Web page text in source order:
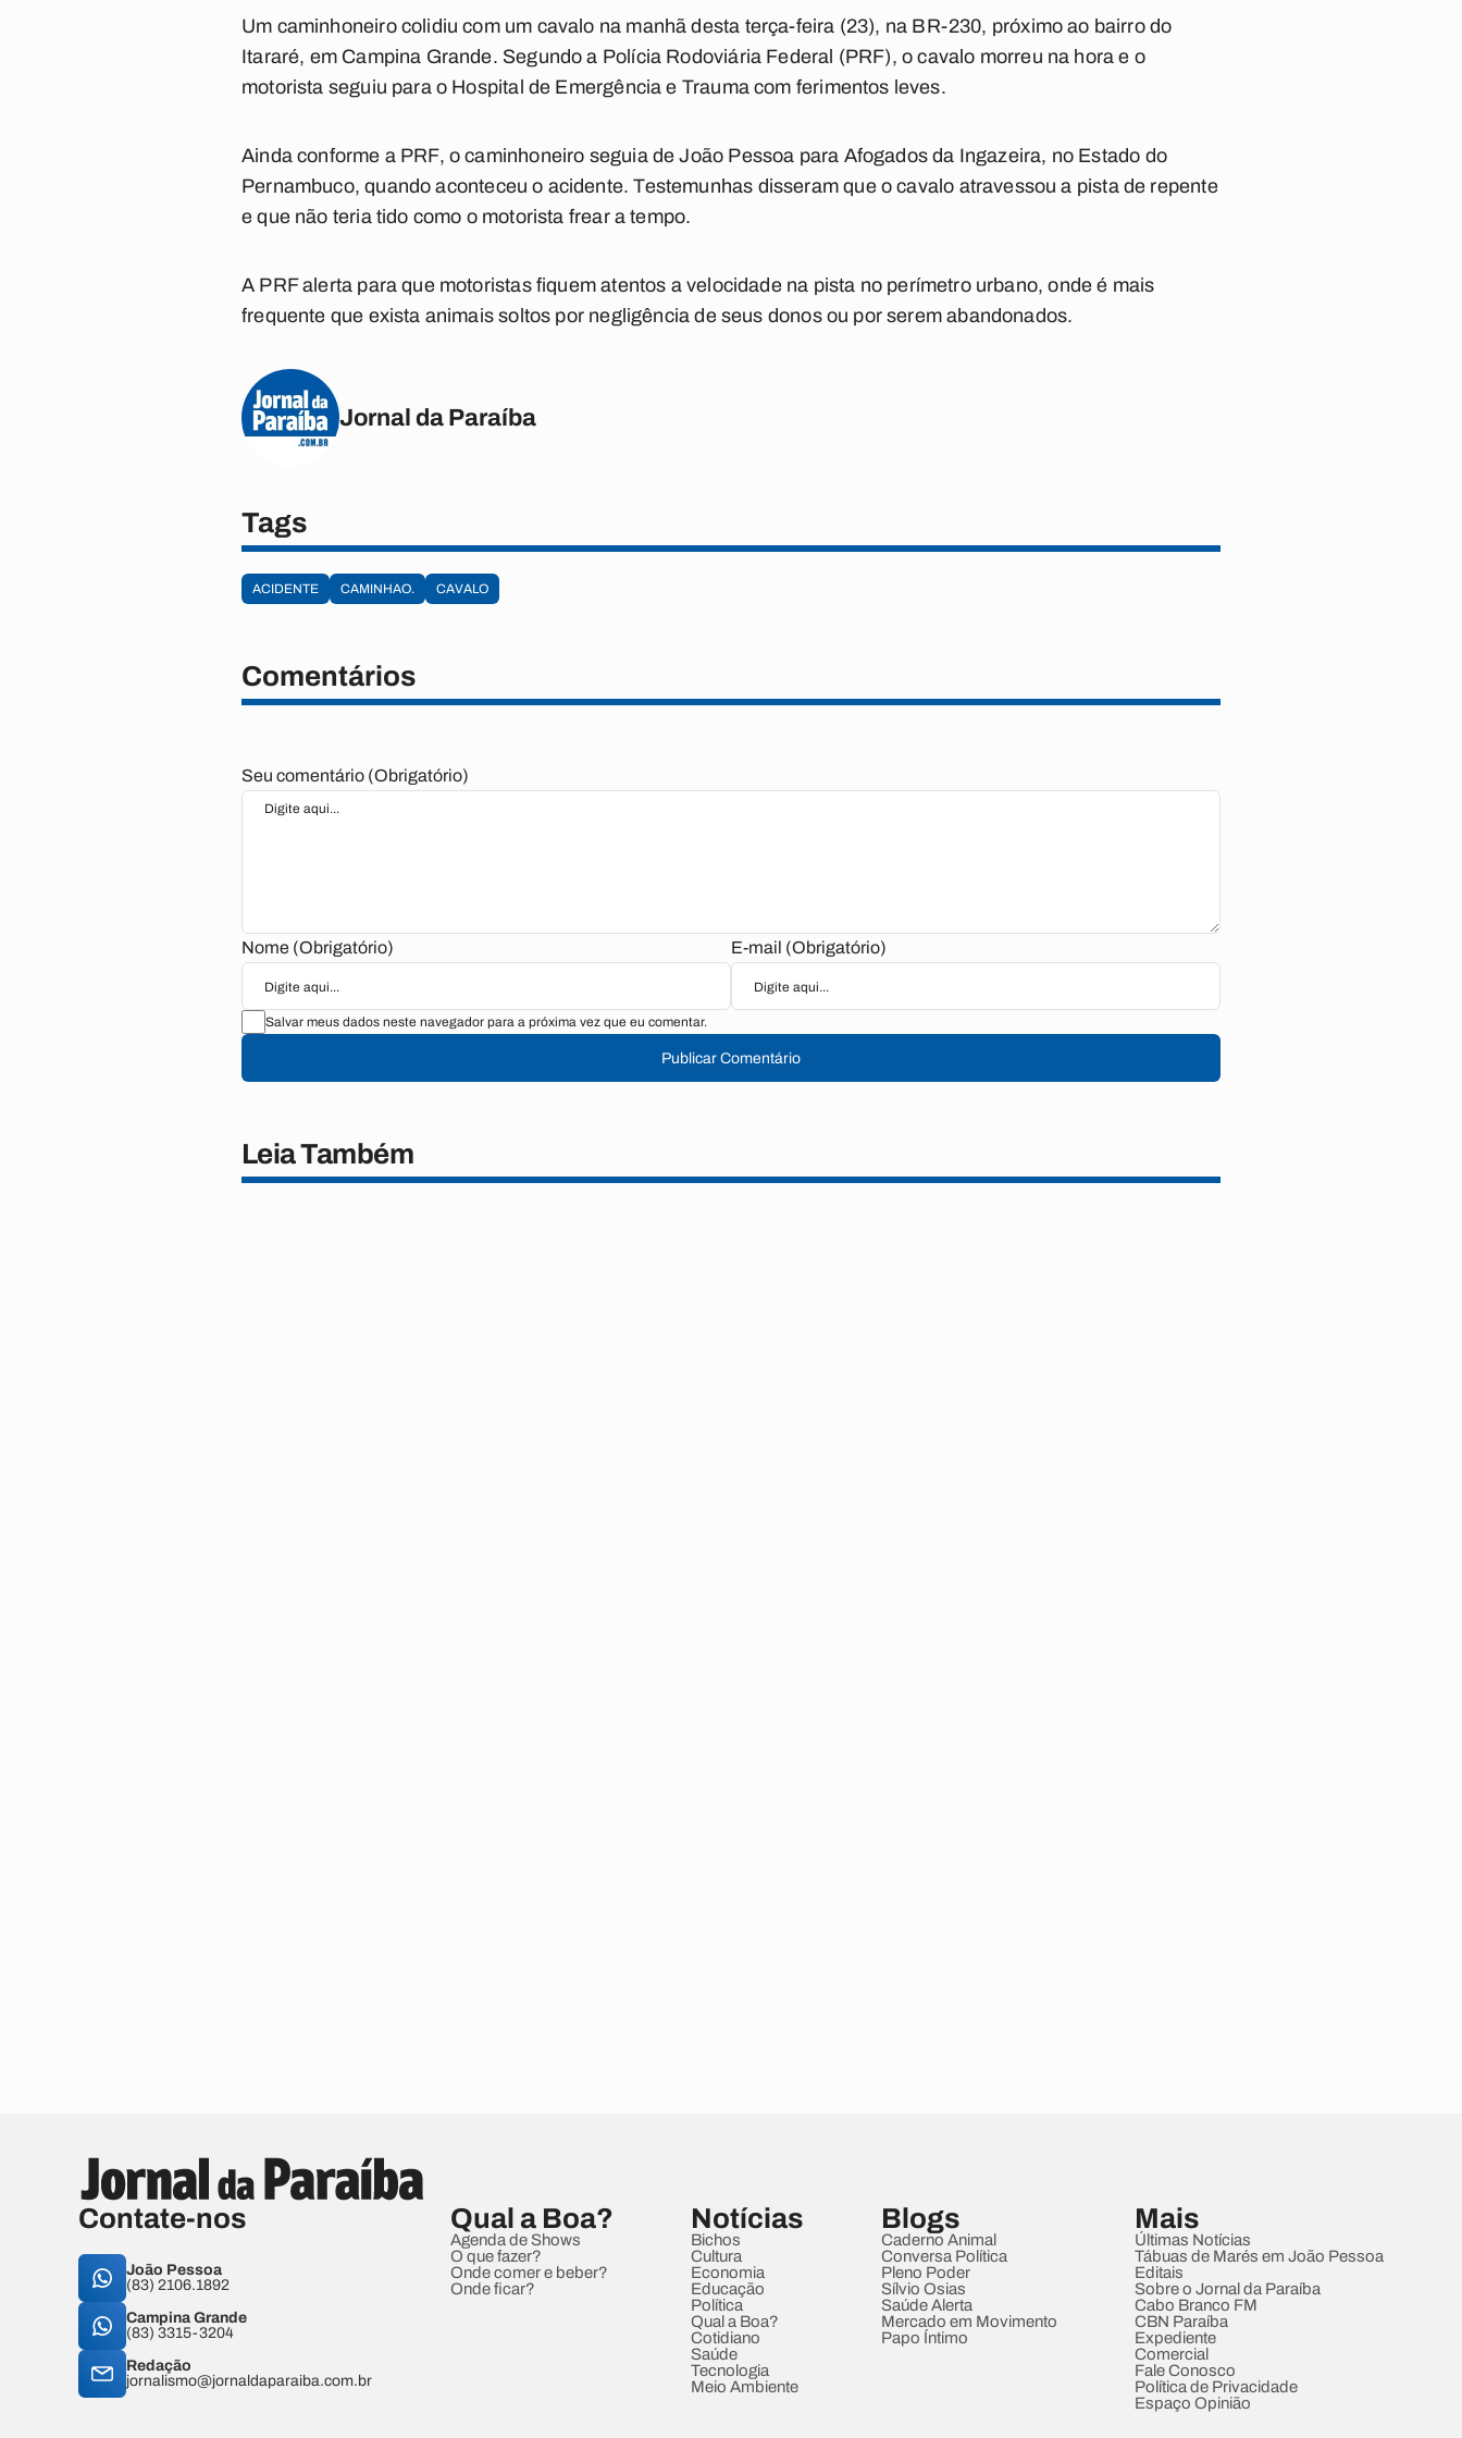
Um caminhoneiro colidiu com um cavalo na manhã desta terça-feira (23), na BR-230, próximo ao bairro do
Itararé, em Campina Grande. Segundo a Polícia Rodoviária Federal (PRF), o cavalo morreu na hora e o
motorista seguiu para o Hospital de Emergência e Trauma com ferimentos leves.
Ainda conforme a PRF, o caminhoneiro seguia deJoão Pessoa para Afogados da Ingazeira, no Estado do
Pernambuco, quando aconteceu o acidente. Testemunhas disseram que o cavalo atravessou a pista de repente
e que não teria tido como o motorista frear a tempo.
A PRF alerta para que motoristas fiquem atentos a velocidade na pista no perímetro urbano, onde é mais
frequente que exista animais soltos por negligência de seus donos ou por serem abandonados.
Jornal da Paraíba
Tags
ACIDENTE CAMINHAO. CAVALO
Comentários
Seu comentário (Obrigatório)
Nome (Obrigatório) E-mail (Obrigatório)
Salvar meus dados neste navegador para a próxima vez que eu comentar.
Publicar Comentário
Leia Também
Contate-nos
João Pessoa
(83) 2106.1892
Campina Grande
(83) 3315-3204
Redação
jornalismo@jornaldaparaiba.com.br
Qual a Boa?
Agenda de Shows
O que fazer?
Onde comer e beber?
Onde ficar?
Notícias
Bichos
Cultura
Economia
Educação
Política
Qual a Boa?
Cotidiano
Saúde
Tecnologia
Meio Ambiente
Blogs
Caderno Animal
Conversa Política
Pleno Poder
Sílvio Osias
Saúde Alerta
Mercado em Movimento
Papo Íntimo
Mais
Últimas Notícias
Tábuas de Marés em João Pessoa
Editais
Sobre o Jornal da Paraíba
Cabo Branco FM
CBN Paraíba
Expediente
Comercial
Fale Conosco
Política de Privacidade
Espaço Opinião